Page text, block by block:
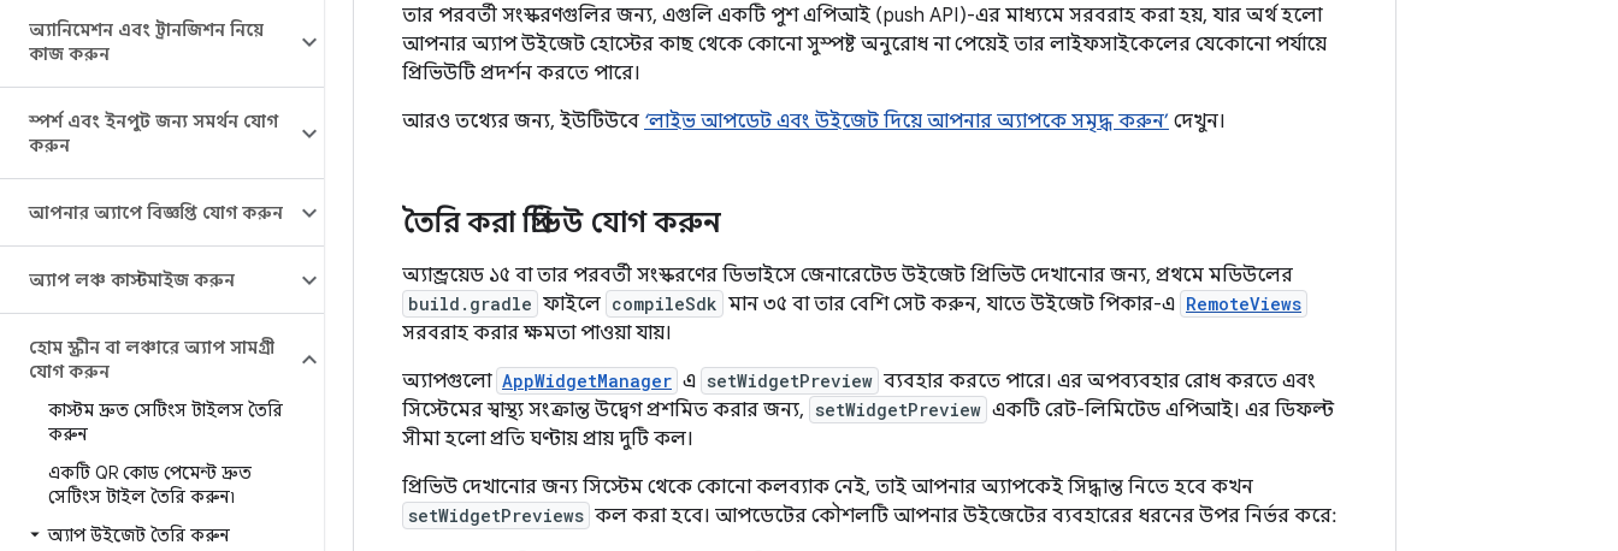
অ্যানিমেশন এবং ট্রানজিশন নিয়ে
কাজ করুন
স্পর্শ এবং ইনপুট জন্য সমর্থন যোগ
করুন
আপনার অ্যাপে বিজ্ঞপ্তি যোগ করুন
অ্যাপ লঞ্চ কাস্টমাইজ করুন
হোম স্ক্রীন বা লঞ্চারে অ্যাপ সামগ্রী
যোগ করুন
কাস্টম দ্রুত সেটিংস টাইলস তৈরি
করুন
একটি QR কোড পেমেন্ট দ্রুত
সেটিংস টাইল তৈরি করুন৷
অ্যাপ উইজেট তৈরি করুন
তার পরবর্তী সংস্করণগুলির জন্য, এগুলি একটি পুশ এপিআই (push API)-এর মাধ্যমে সরবরাহ করা হয়, যার অর্থ হলো
আপনার অ্যাপ উইজেট হোস্টের কাছ থেকে কোনো সুস্পষ্ট অনুরোধ না পেয়েই তার লাইফসাইকেলের যেকোনো পর্যায়ে
প্রিভিউটি প্রদর্শন করতে পারে।
আরও তথ্যের জন্য, ইউটিউবে ‘লাইভ আপডেট এবং উইজেট দিয়ে আপনার অ্যাপকে সমৃদ্ধ করুন’ দেখুন।
তৈরি করা প্রিভিউ যোগ করুন
অ্যান্ড্রয়েড ১৫ বা তার পরবর্তী সংস্করণের ডিভাইসে জেনারেটেড উইজেট প্রিভিউ দেখানোর জন্য, প্রথমে মডিউলের
build.gradle ফাইলে compileSdk মান ৩৫ বা তার বেশি সেট করুন, যাতে উইজেট পিকার-এ RemoteViews
সরবরাহ করার ক্ষমতা পাওয়া যায়।
অ্যাপগুলো AppWidgetManager এ setWidgetPreview ব্যবহার করতে পারে। এর অপব্যবহার রোধ করতে এবং
সিস্টেমের স্বাস্থ্য সংক্রান্ত উদ্বেগ প্রশমিত করার জন্য, setWidgetPreview একটি রেট-লিমিটেড এপিআই। এর ডিফল্ট
সীমা হলো প্রতি ঘণ্টায় প্রায় দুটি কল।
প্রিভিউ দেখানোর জন্য সিস্টেম থেকে কোনো কলব্যাক নেই, তাই আপনার অ্যাপকেই সিদ্ধান্ত নিতে হবে কখন
setWidgetPreviews কল করা হবে। আপডেটের কৌশলটি আপনার উইজেটের ব্যবহারের ধরনের উপর নির্ভর করে: